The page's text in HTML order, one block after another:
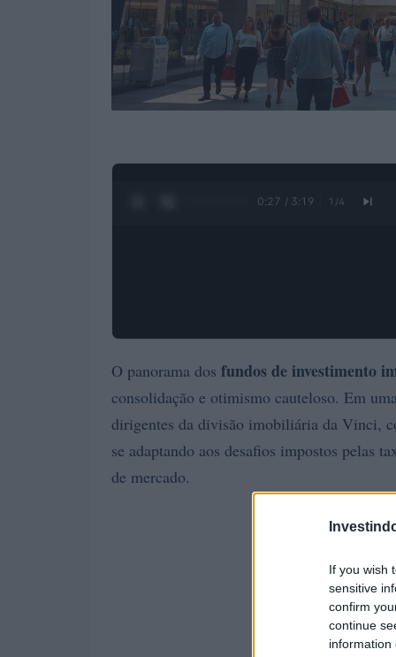
If you wish
sensitive
confirm
continue
information
0:28 / 3:19 1 /4
O panorama dos fundos de investimento
consolidação e otimismo cauteloso. Em
dirigentes da divisão imobiliária da Vinci,
se adaptando aos desafios impostos pelas
de mercado.